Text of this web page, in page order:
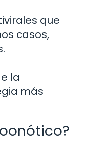
que
casos,
la
más